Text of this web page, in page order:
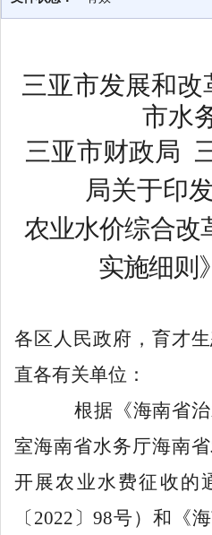
三亚市发展和改
市水
三亚市财政局
局关于印
农业水价综合改
实施细则
各区人民政府，育才
直各有关单位：
根据《海南省
室海南省水务厅海南
开展农业水费征收的
〔 2022 〕98号）和《